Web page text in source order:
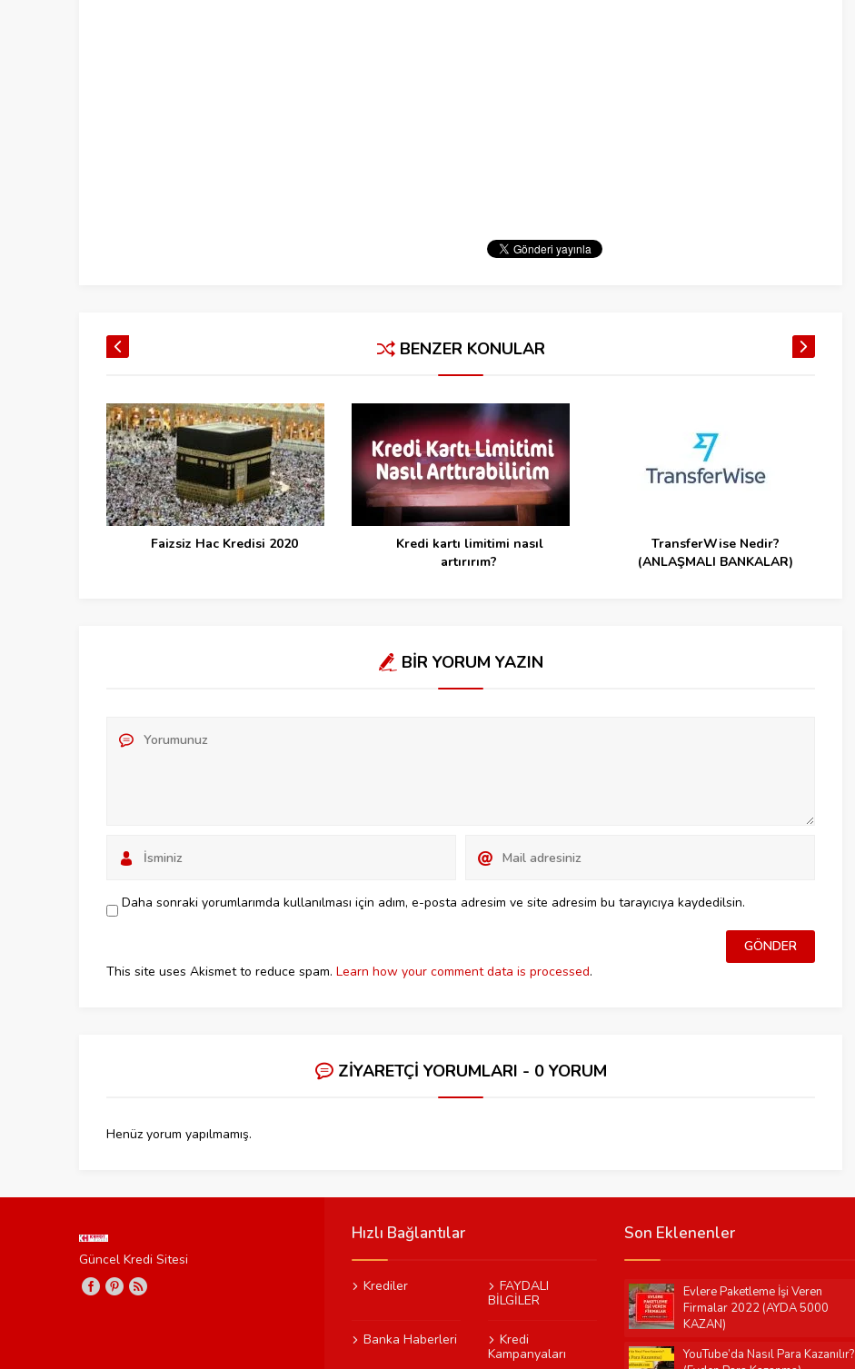
BENZER KONULAR
Faizsiz Hac Kredisi 2020
Kredi kartı limitimi nasıl
artırırım?
TransferWise Nedir?
(ANLAŞMALI BANKALAR)
BİR YORUM YAZIN
Daha sonraki yorumlarımda kullanılması için adım, e-posta adresim ve site adresim bu tarayıcıya kaydedilsin.
This site uses Akismet to reduce spam. Learn how your comment data is processed.
ZİYARETÇİ YORUMLARI - 0 YORUM
Henüz yorum yapılmamış.
Güncel Kredi Sitesi
Hızlı Bağlantılar
Krediler
FAYDALI
BİLGİLER
Banka Haberleri
Kredi
Kampanyaları
Son Eklenenler
Evlere Paketleme İşi Veren
Firmalar 2022 (AYDA 5000
KAZAN)
YouTube’da Nasıl Para Kazanılır?